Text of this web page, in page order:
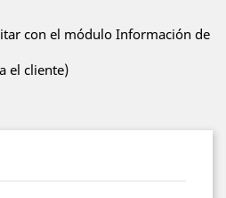
con el módulo Información de
el cliente)